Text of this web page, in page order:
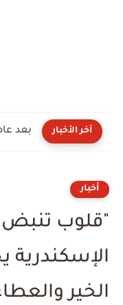
آخر الأخبار
أخبار
"قلوب تنبض
الإسكندرية
الخير